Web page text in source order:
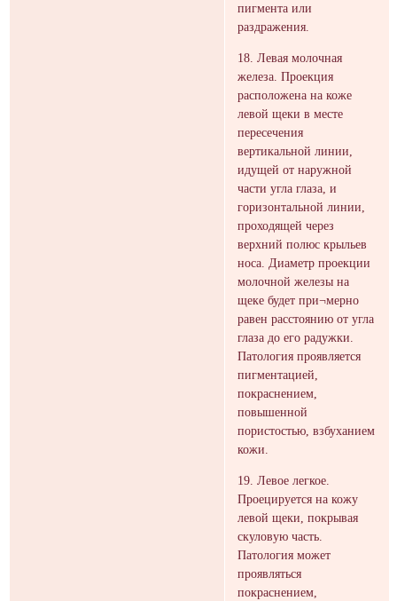
пигмента или
раздражения.
18. Левая молочная
железа. Проекция
расположена на коже
левой щеки в месте
пересечения
вертикальной линии,
идущей от наружной
части угла глаза, и
горизонтальной линии,
проходящей через
верхний полюс крыльев
носа. Диаметр проекции
молочной железы на
щеке будет при¬мерно
равен расстоянию от угла
глаза до его радужки.
Патология проявляется
пигментацией,
покраснением,
повышенной
пористостью, взбуханием
кожи.
19. Левое легкое.
Проецируется на кожу
левой щеки, покрывая
скуловую часть.
Патология может
проявляться
покраснением,